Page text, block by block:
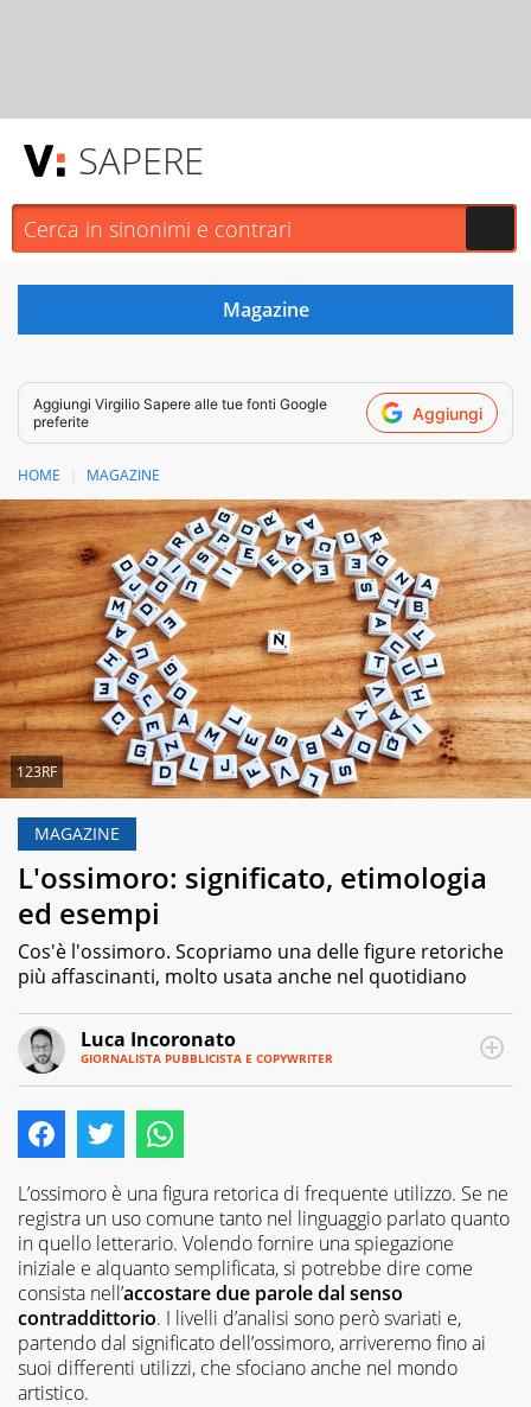
SAPERE
Aggiungi Virgilio Sapere alle tue fonti Google
preferite
Aggiungi
HOME MAGAZINE
123RF
MAGAZINE
L'ossimoro: significato, etimologia
ed esempi
Cos'è l'ossimoro. Scopriamo una delle figure retoriche
più affascinanti, molto usata anche nel quotidiano
Luca Incoronato
GIORNALISTA PUBBLICISTA E COPYWRITER
MAIL
INSTAGRAM
ed
esperto
amante
della
scrittura
in
tutti
i
suoi
aspetti.
Curioso
per
L’ossimoro è una figura retorica di frequente utilizzo. Se ne
registra un uso comune tanto nel linguaggio parlato quanto
in quello letterario. Volendo fornire una spiegazione
iniziale e alquanto semplificata, si potrebbe dire come
consista nell’accostare due parole dal senso
contraddittorio. I livelli d’analisi sono però svariati e,
partendo dal significato dell’ossimoro, arriveremo fino ai
suoi differenti utilizzi, che sfociano anche nel mondo
artistico.